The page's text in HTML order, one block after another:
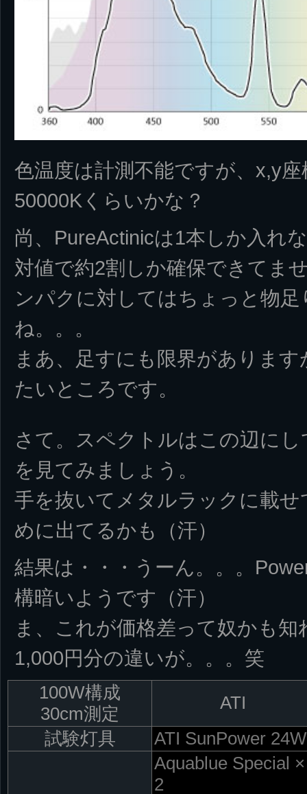
色温度は計測不能ですが、x,y
50000Kくらいかな？
尚、PureActinicは1本しか入れ
対値で約2割しか確保できてま
ンパクに対してはちょっと物
ね。。。
まあ、足すにも限界がありま
たいところです。
さて。スペクトルはこの辺に
を見てみましょう。
手を抜いてメタルラックに載
めに出てるかも（汗）
結果は・・・うーん。。。
構暗いようです（汗）
ま、これが価格差って奴かも
1,000円分の違いが。。。笑
100W構成
30cm測定
ATI
試験灯具
ATI SunPower
Aquablue Special ×
2